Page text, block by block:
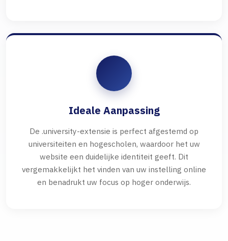
Ideale Aanpassing
De .university-extensie is perfect afgestemd op
universiteiten en hogescholen, waardoor het uw
website een duidelijke identiteit geeft. Dit
vergemakkelijkt het vinden van uw instelling online
en benadrukt uw focus op hoger onderwijs.